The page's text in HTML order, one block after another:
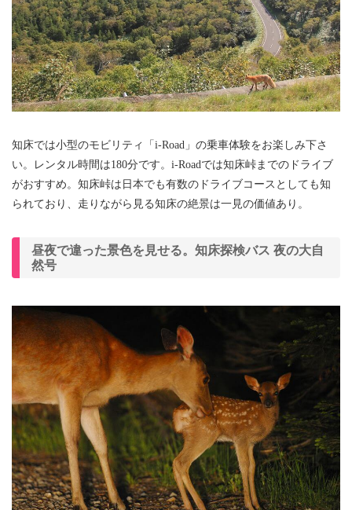
知床では小型のモビリティ「i-Road」の乗車体験をお楽しみ下さ
い。レンタル時間は180分です。i-Roadでは知床峠までのドライブ
がおすすめ。知床峠は日本でも有数のドライブコースとしても知
られており、走りながら見る知床の絶景は一見の価値あり。
昼夜で違った景色を見せる。知床探検バス 夜の大自
然号